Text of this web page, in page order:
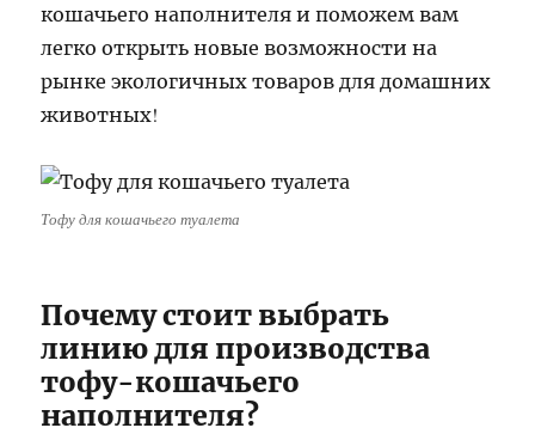
кошачьего наполнителя и поможем вам
легко открыть новые возможности на
рынке экологичных товаров для домашних
животных!
Тофу для кошачьего туалета
Почему стоит выбрать
линию для производства
тофу-кошачьего
наполнителя?